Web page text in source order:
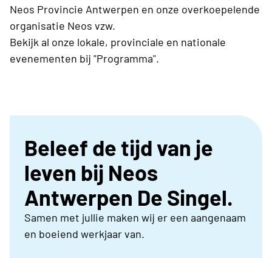
Neos Provincie Antwerpen en onze overkoepelende
organisatie Neos vzw.
Bekijk al onze lokale, provinciale en nationale
evenementen bij "Programma".
Beleef de tijd van je
leven bij Neos
Antwerpen De Singel.
Samen met jullie maken wij er een aangenaam
en boeiend werkjaar van.